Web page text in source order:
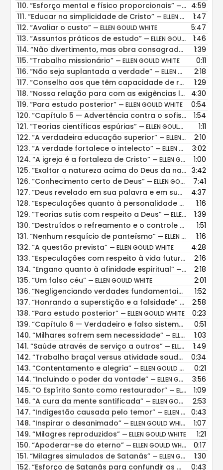
110. “Esforço mental e físico proporcionais” — ELLEN GOULD WHITE
4:59
111. “Educar na simplicidade de Cristo” — ELLEN GOULD WHITE
1:47
112. “Avaliar o custo” — ELLEN GOULD WHITE
5:47
113. “Assuntos práticos de estudo” — ELLEN GOULD WHITE
1:46
114. “Não divertimento, mas obra consagrada” — ELLEN
1:39
115. “Trabalho missionário” — ELLEN GOULD WHITE
0:11
116. “Não seja suplantada a verdade” — ELLEN GOULD WHITE
2:18
117. “Conselho aos que têm capacidade de resistência limitada”
1:29
118. “Nossa relação para com as exigências legais” —
4:30
119. “Para estudo posterior” — ELLEN GOULD WHITE
0:54
120. “Capítulo 5 — Advertência contra o sofisma espiritualista”
1:54
121. “Teorias científicas espúrias” — ELLEN GOULD WHITE
1:11
122. “A verdadeira educação superior” — ELLEN GOULD WHITE
2:10
123. “A verdade fortalece o intelecto” — ELLEN GOULD WHITE
3:02
124. “A igreja é a fortaleza de Cristo” — ELLEN GOULD WHITE
1:00
125. “Exaltar a natureza acima do Deus da natureza”
3:42
126. “Conhecimento certo de Deus” — ELLEN GOULD WHITE
7:41
127. “Deus revelado em sua palavra e em suas obras”
4:37
128. “Especulações quanto à personalidade de Deus”
1:16
129. “Teorias sutis com respeito a Deus” — ELLEN GOULD WHITE
1:39
130. “Destruídos o refreamento e o controle moral”
1:51
131. “Nenhum resquício de panteísmo” — ELLEN GOULD WHITE
1:16
132. “A questão prevista” — ELLEN GOULD WHITE
4:28
133. “Especulações com respeito à vida futura” — ELLEN
2:16
134. “Engano quanto à afinidade espiritual” — ELLEN GOULD WHITE
2:18
135. “Um falso céu” — ELLEN GOULD WHITE
2:01
136. “Negligenciando verdades fundamentais em prol de especulações ociosas”
1:52
137. “Honrando a superstição e a falsidade” — ELLEN
2:58
138. “Para estudo posterior” — ELLEN GOULD WHITE
0:23
139. “Capítulo 6 — Verdadeiro e falso sistema de cura da mente”
0:51
140. “Milhares sofrem sem necessidade” — ELLEN GOULD WHITE
1:03
141. “Saúde através de serviço a outros” — ELLEN GOULD WHITE
1:49
142. “Trabalho braçal versus atividade saudável” —
0:34
143. “Contentamento e alegria” — ELLEN GOULD WHITE
0:21
144. “Incluindo o poder da vontade” — ELLEN GOULD WHITE
3:56
145. “O Espírito Santo como restaurador” — ELLEN GOULD WHITE
1:09
146. “A cura da mente santificada” — ELLEN GOULD WHITE
2:53
147. “Indigestão causada pelo temor” — ELLEN GOULD WHITE
0:43
148. “Inspirar o desanimado” — ELLEN GOULD WHITE
1:07
149. “Milagres reproduzidos” — ELLEN GOULD WHITE
1:21
150. “Apoderar-se do eterno” — ELLEN GOULD WHITE
0:17
151. “Milagres simulados de Satanás” — ELLEN GOULD WHITE
1:30
152. “Esforço de Satanás para confundir as mentes”
0:43